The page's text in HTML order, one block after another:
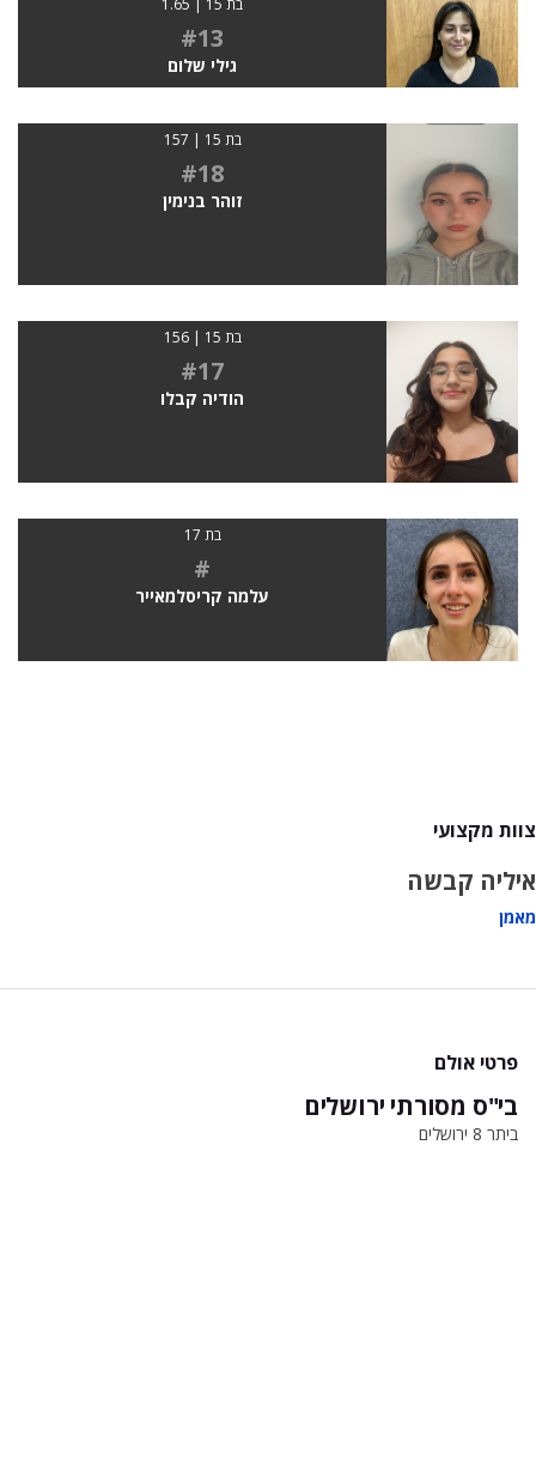
בת 15 | 1.65
#13
גילי שלום
בת 15 | 157
#18
זוהר בנימין
בת 15 | 156
#17
הודיה קבלו
בת 17
#
עלמה קריסלמאייר
צוות מקצועי
איליה קבשה
מאמן
פרטי אולם
בי"ס מסורתי ירושלים
ביתר 8 ירושלים